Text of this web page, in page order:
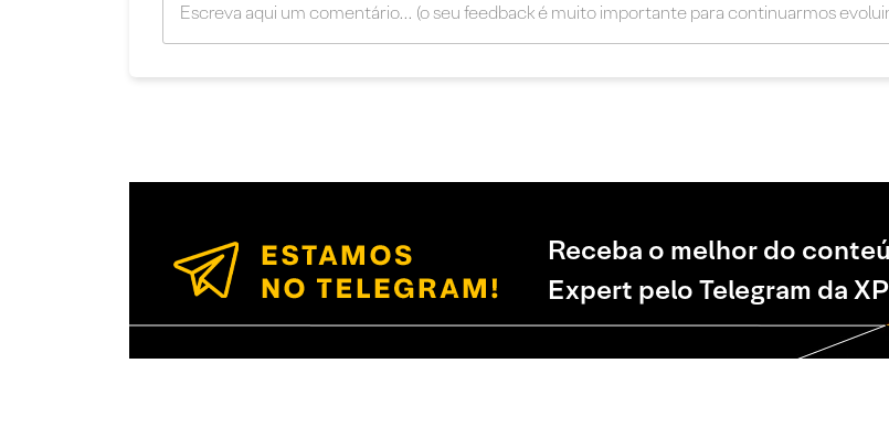
Receba o melhor do
Expert pelo Telegram da XP